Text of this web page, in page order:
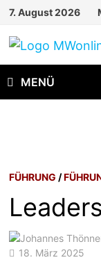
Zum
springen
7. August 2026
MENÜ
FÜHRUNG /
18. März 2025